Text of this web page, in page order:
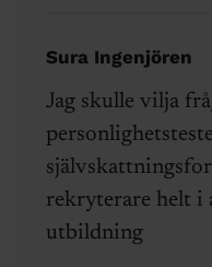
Sura Ingenjören
Jag skulle vilja
rekryterare helt i
utbildning